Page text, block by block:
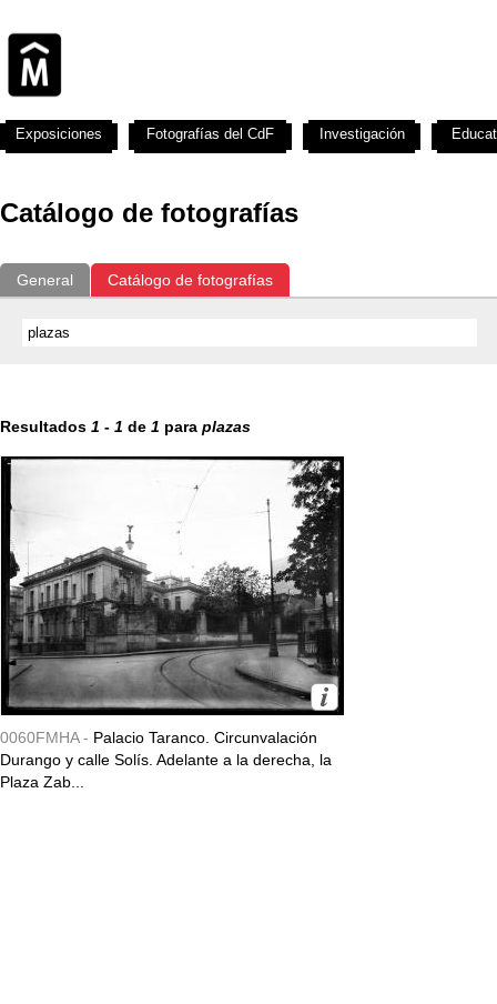
Catálogo de fotografías
General Catálogo de fotografías
Resultados 1 - 1 de 1 para plazas
0060FMHA - Palacio Taranco. Circunvalación
Durango y calle Solís. Adelante a la derecha, la
Plaza Zab...
Exposiciones Fotografías del CdF Investigación